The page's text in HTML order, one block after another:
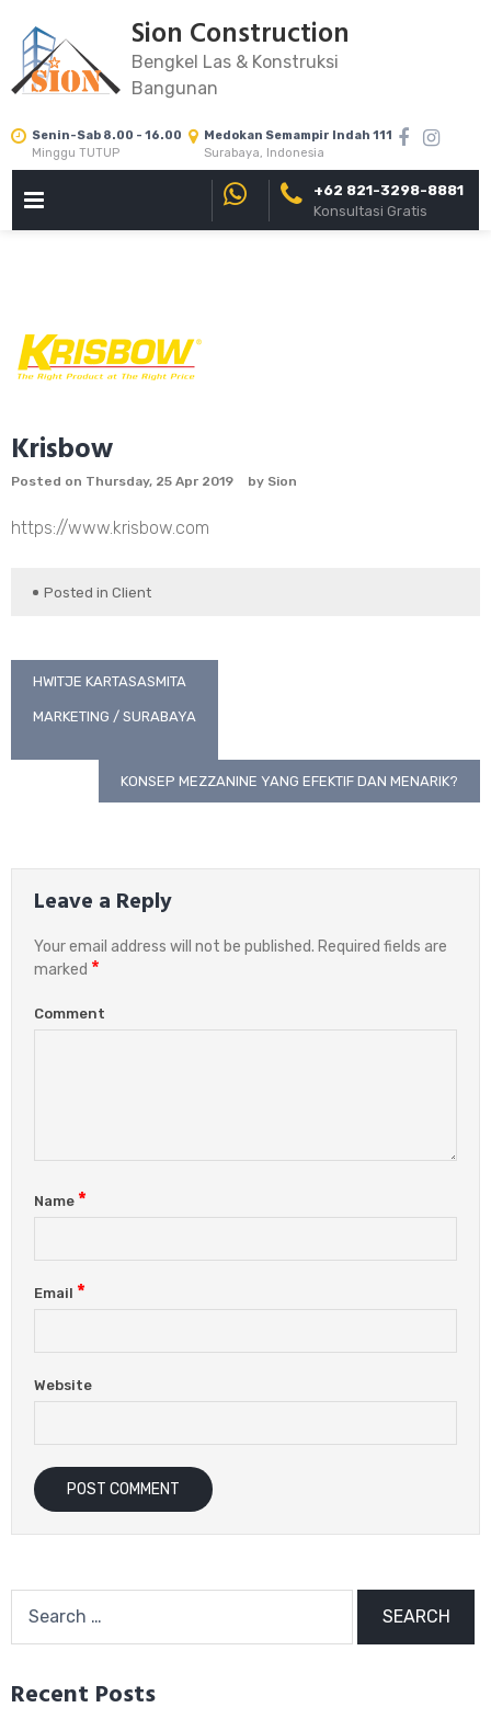
content
Sion Construction
Bengkel Las & Konstruksi
Bangunan
Senin-Sab 8.00 - 16.00
Minggu TUTUP
Medokan Semampir Indah 111
Surabaya, Indonesia
+62 821-3298-8881
Konsultasi Gratis
Krisbow
Posted on Thursday, 25 Apr 2019 by Sion
https://www.krisbow.com
Posted in Client
Post
navigation
HWITJE KARTASASMITA
MARKETING / SURABAYA
KONSEP MEZZANINE YANG EFEKTIF DAN MENARIK?
Leave a Reply
Your email address will not be published. Required fields are
marked *
Comment
Name *
Email *
Website
for:
Recent Posts